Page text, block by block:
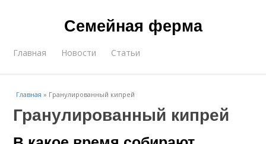
Семейная ферма
Главная Новости Статьи
Главная » Гранулированный кипрей
Гранулированный кипрей